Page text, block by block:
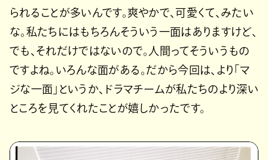
られることが多いんです。爽やかで、可愛くて、みたい
な。私たちにはもちろんそういう一面はありますけど、
でも、それだけではないので。人間ってそういうもの
ですよね。いろんな面がある。だから今回は、より「マ
ジな一面」というか、ドラマチームが私たちのより深い
ところを見てくれたことが嬉しかったです。